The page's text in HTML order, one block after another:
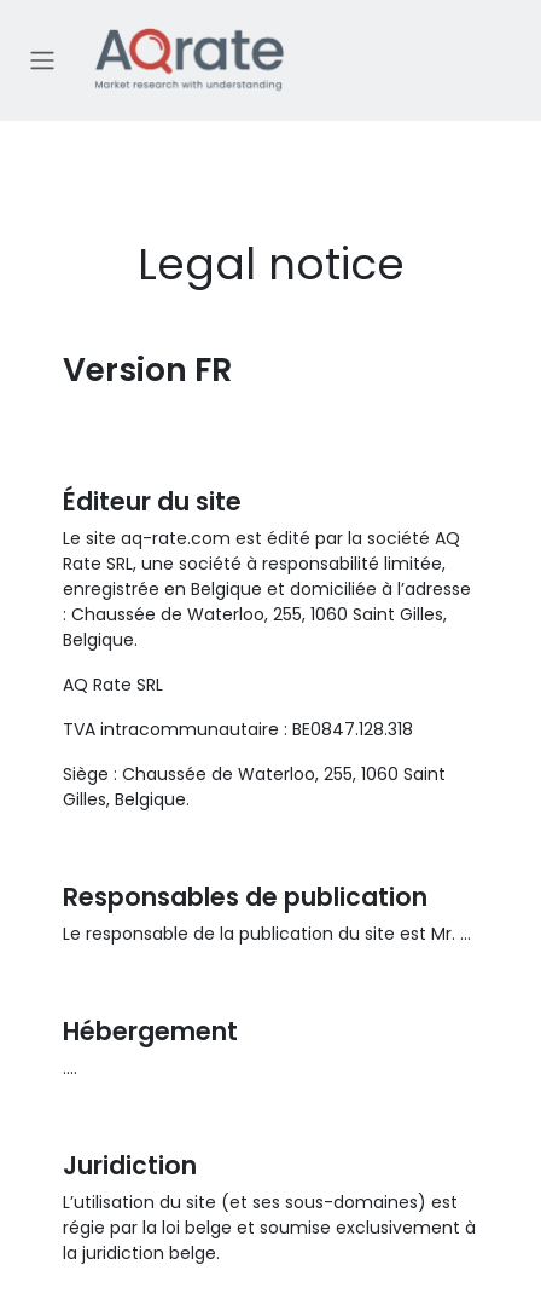
Legal notice
Version FR
Éditeur du site
Le site aq-rate.com est édité par la société AQ
Rate SRL, une société à responsabilité limitée,
enregistrée en Belgique et domiciliée à l’adresse
: Chaussée de Waterloo, 255, 1060 Saint Gilles,
Belgique.
AQ Rate SRL
TVA intracommunautaire : BE0847.128.318
Siège : Chaussée de Waterloo, 255, 1060 Saint
Gilles, Belgique.
Responsables de publication
Le responsable de la publication du site est Mr. ...
Hébergement
....
Juridiction
L’utilisation du site (et ses sous-domaines) est
régie par la loi belge et soumise exclusivement à
la juridiction belge.